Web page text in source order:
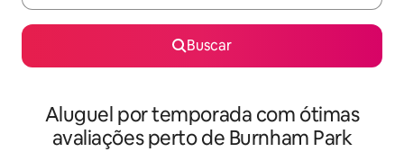
Buscar
Aluguel por temporada com ótimas
avaliações perto de Burnham Park